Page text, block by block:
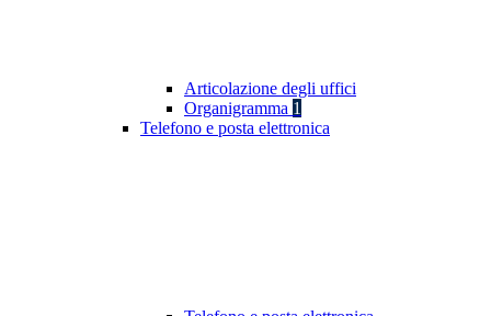
Articolazione degli uffici
Organigramma 1
Telefono e posta elettronica